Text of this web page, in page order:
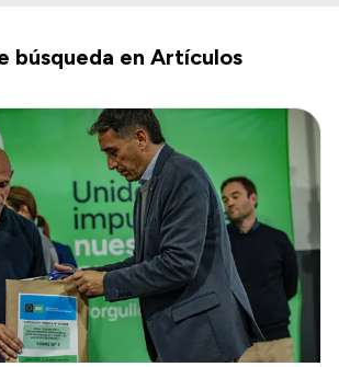
Legislatura
búsqueda en Artículos